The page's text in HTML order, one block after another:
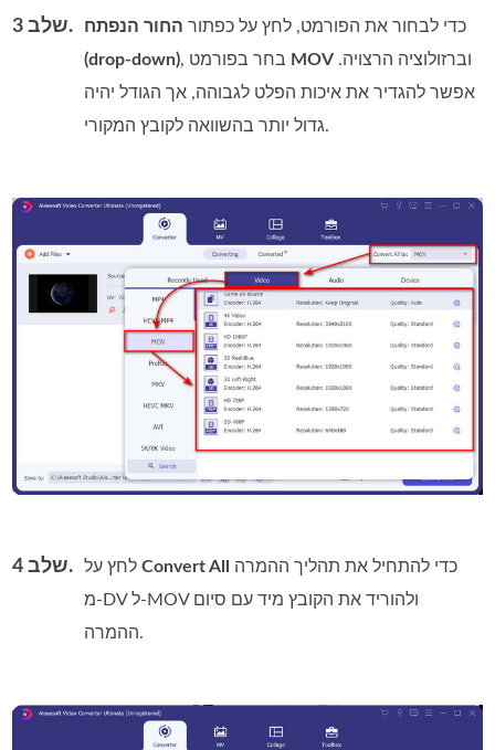
שלב 3. כדי לבחור את הפורמט, לחץ על כפתור החור הנפתח
(drop-down)
MOV
אפשר להגדיר את איכות הפלט לגבוהה, אך הגודל יהיה
גדול יותר בהשוואה לקובץ המקורי.
שלב 4. לחץ עלConvert All
מ‑DV ל‑MOV ולהוריד את הקובץ מיד עם סיום
ההמרה.